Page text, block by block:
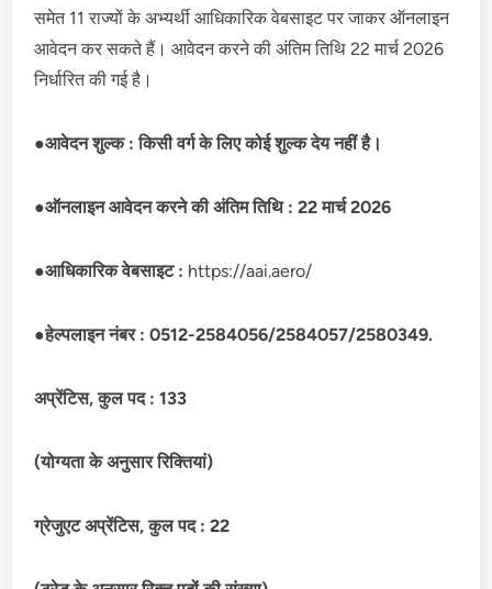
समेत 11 राज्यों के अभ्यर्थी आधिकारिक वेबसाइट पर जाकर ऑनलाइन
आवेदन कर सकते हैं। आवेदन करने की अंतिम तिथि 22 मार्च 2026
निर्धारित की गई है।
●आवेदन शुल्क : किसी वर्ग के लिए कोई शुल्क देय नहीं है।
●ऑनलाइन आवेदन करने की अंतिम तिथि : 22 मार्च 2026
●आधिकारिक वेबसाइट : https://aai.aero/
●हेल्पलाइन नंबर : 0512-2584056/2584057/2580349.
अप्रेंटिस, कुल पद : 133
(योग्यता के अनुसार रिक्तियां)
ग्रेजुएट अप्रेंटिस, कुल पद : 22